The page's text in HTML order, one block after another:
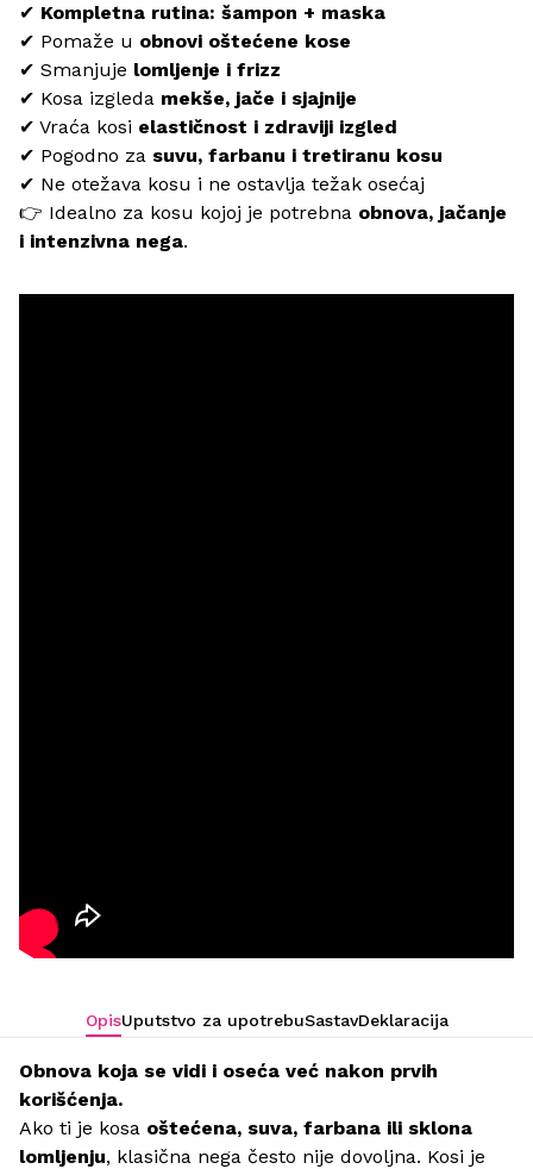
✔ Kompletna rutina: šampon + maska
✔ Pomaže u obnovi oštećene kose
✔ Smanjuje lomljenje i frizz
✔ Kosa izgleda mekše, jače i sjajnije
✔ Vraća kosi elastičnost i zdraviji izgled
✔ Pogodno za suvu, farbanu i tretiranu kosu
✔ Ne otežava kosu i ne ostavlja težak osećaj
👉 Idealno za kosu kojoj je potrebna obnova, jačanje
i intenzivna nega.
OpisUputstvo za upotrebuSastavDeklaracija
Obnova koja se vidi i oseća već nakon prvih
korišćenja.
Ako ti je kosa oštećena, suva, farbana ili sklona
lomljenju, klasična nega često nije dovoljna. Kosi je